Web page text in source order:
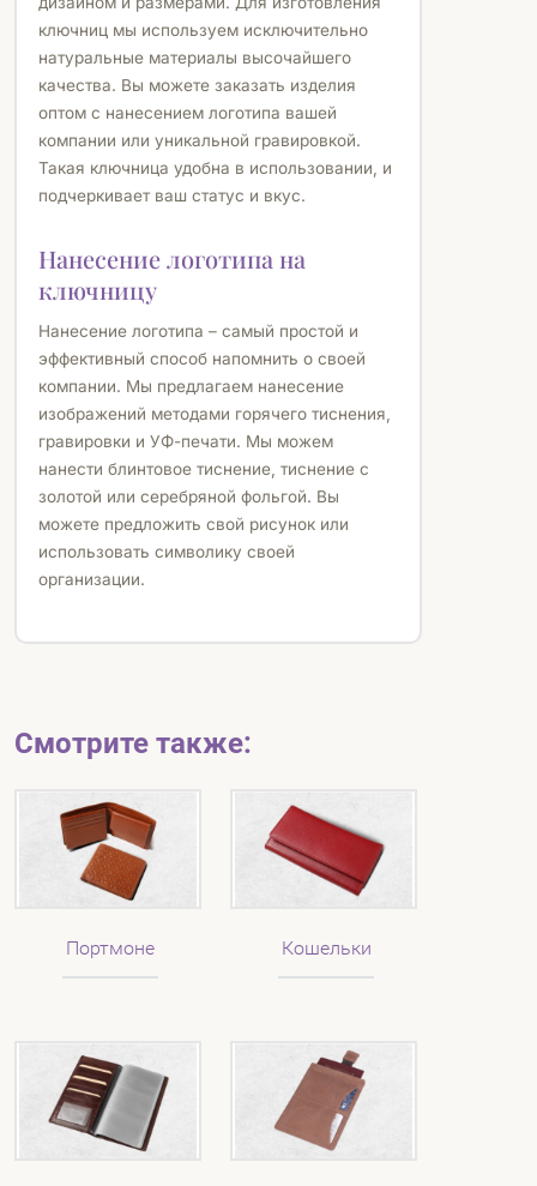
ключниц мы используем исключительно
натуральные материалы высочайшего
качества. Вы можете заказать изделия
оптом с нанесением логотипа вашей
компании или уникальной гравировкой.
Такая ключница удобна в использовании, и
подчеркивает ваш статус и вкус.
Нанесение логотипа на
ключницу
Нанесение логотипа – самый простой и
эффективный способ напомнить о своей
компании. Мы предлагаем нанесение
изображений методами горячего тиснения,
гравировки и УФ-печати. Мы можем
нанести блинтовое тиснение, тиснение с
золотой или серебряной фольгой. Вы
можете предложить свой рисунок или
использовать символику своей
организации.
Смотрите также:
Портмоне Кошельки